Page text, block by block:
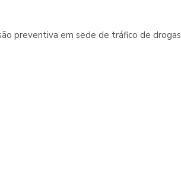
preventiva em sede de tráfico de drogas